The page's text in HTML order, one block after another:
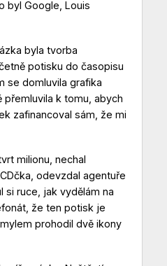
byl Google, Louis
byla tvorba
potisku do časopisu
se domluvila grafika
přemluvila k tomu, abych
zafinancoval sám, že mi
milionu, nechal
odevzdal agentuře
si ruce, jak vydělám na
že ten potisk je
prohodil dvě ikony